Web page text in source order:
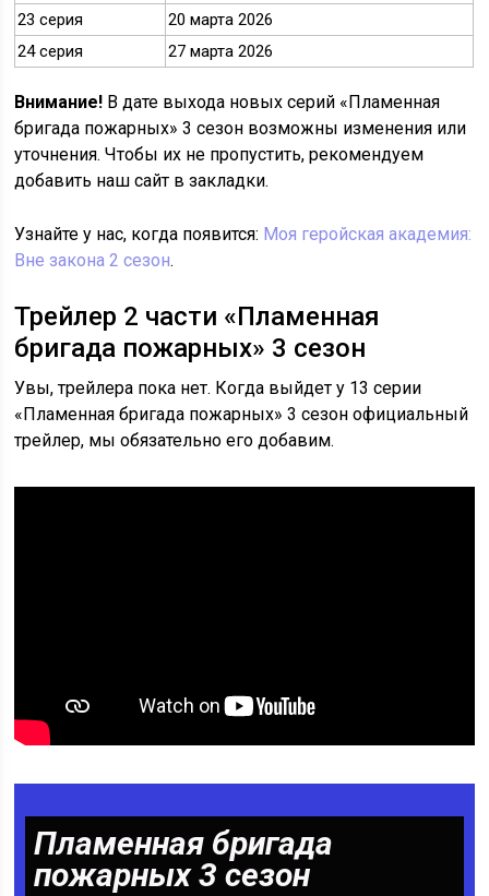
23 серия
20 марта 2026
24 серия
27 марта 2026
Внимание! В дате выхода новых серий «Пламенная
бригада пожарных» 3 сезон возможны изменения или
уточнения. Чтобы их не пропустить, рекомендуем
добавить наш сайт в закладки.
Узнайте у нас, когда появится: Моя геройская академия:
Вне закона 2 сезон.
Трейлер 2 части «Пламенная
бригада пожарных» 3 сезон
Увы, трейлера пока нет. Когда выйдет у 13 серии
«Пламенная бригада пожарных» 3 сезон официальный
трейлер, мы обязательно его добавим.
Пламенная бригада
пожарных 3 сезон